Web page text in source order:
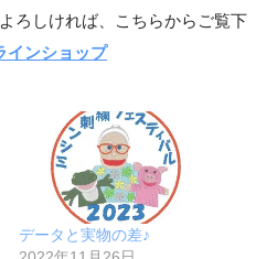
ろしければ、こちらからご覧下
インショップ
データと実物の差♪